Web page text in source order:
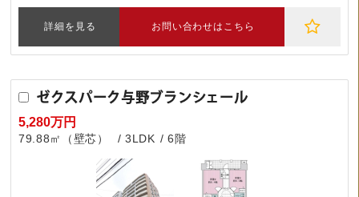
詳細を見る お問い合わせはこちら
ゼクスパーク与野ブランシェール
5,280万円
79.88㎡（壁芯） 3LDK 6階